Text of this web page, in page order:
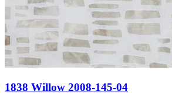
1838 Willow 2008-145-04